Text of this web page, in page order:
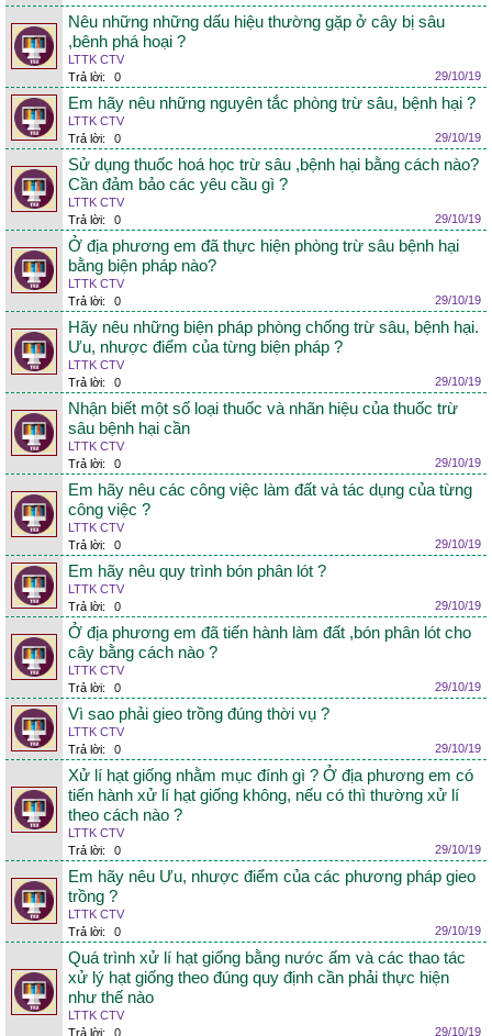
Nêu những những dấu hiệu thường gặp ở cây bị sâu
,bênh phá hoại ?
LTTK CTV
Trả lời:
0 29/10/19
Em hãy nêu những nguyên tắc phòng trừ sâu, bệnh hại ?
LTTK CTV
Trả lời:
0 29/10/19
Sử dụng thuốc hoá học trừ sâu ,bệnh hại bằng cách nào?
Cần đảm bảo các yêu cầu gì ?
LTTK CTV
Trả lời:
0 29/10/19
Ở địa phương em đã thực hiện phòng trừ sâu bệnh hại
bằng biện pháp nào?
LTTK CTV
Trả lời:
0 29/10/19
Hãy nêu những biện pháp phòng chống trừ sâu, bệnh hại.
Ưu, nhược điểm của từng biện pháp ?
LTTK CTV
Trả lời:
0 29/10/19
Nhận biết một số loại thuốc và nhãn hiệu của thuốc trừ
sâu bệnh hại cần
LTTK CTV
Trả lời:
0 29/10/19
Em hãy nêu các công việc làm đất và tác dụng của từng
công việc ?
LTTK CTV
Trả lời:
0 29/10/19
Em hãy nêu quy trình bón phân lót ?
LTTK CTV
Trả lời:
0 29/10/19
Ở địa phương em đã tiến hành làm đất ,bón phân lót cho
cây bằng cách nào ?
LTTK CTV
Trả lời:
0 29/10/19
Vì sao phải gieo trồng đúng thời vụ ?
LTTK CTV
Trả lời:
0 29/10/19
Xử lí hạt giống nhằm mục đính gì ? Ở địa phương em có
tiến hành xử lí hạt giống không, nếu có thì thường xử lí
theo cách nào ?
LTTK CTV
Trả lời:
0 29/10/19
Em hãy nêu Ưu, nhược điểm của các phương pháp gieo
trồng ?
LTTK CTV
Trả lời:
0 29/10/19
Quá trình xử lí hạt giống bằng nước ấm và các thao tác
xử lý hạt giống theo đúng quy định cần phải thực hiện
như thế nào
LTTK CTV
Trả lời:
0 29/10/19